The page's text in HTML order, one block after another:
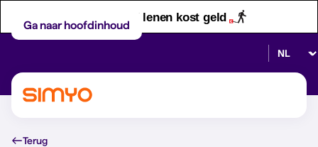
Let op! Geld lenen kost geld
Ga naar hoofdinhoud
Terug